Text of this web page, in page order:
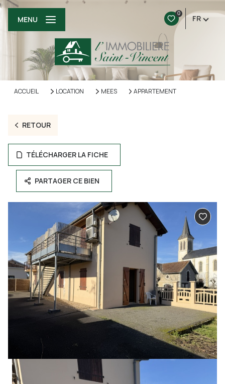
0
FR
MENU
ACCUEIL LOCATION MEES APPARTEMENT
RETOUR
TÉLÉCHARGER LA FICHE
PARTAGER CE BIEN